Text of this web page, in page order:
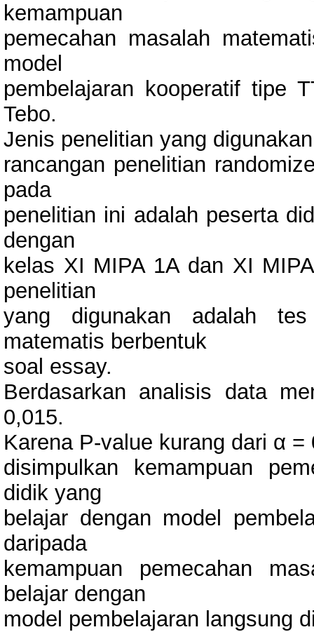
kemampuan
pemecahan masalah
model
pembelajaran kooperatif tipe
Tebo.
Jenis penelitian yang
rancangan penelitian
pada
penelitian ini adalah peserta
dengan
kelas XI MIPA 1A dan XI
penelitian
yang digunakan adalah tes
matematis berbentuk
soal essay.
Berdasarkan analisis data
0,015.
Karena P-value kurang dari α
disimpulkan kemampuan
didik yang
belajar dengan model
daripada
kemampuan pemecahan
belajar dengan
model pembelajaran langsung